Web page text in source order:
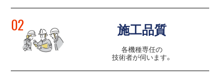
02 施工品質
各機種専任の
技術者が伺います。